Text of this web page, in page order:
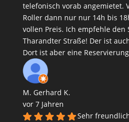
telefonisch vorab angemietet.
Roller dann nur nur 14h bis
vollen Preis. Ich empfehle den
Tharandter Straße! Der ist
Dort ist aber eine
M. Gerhard K.
vor 7 Jahren
Sehr